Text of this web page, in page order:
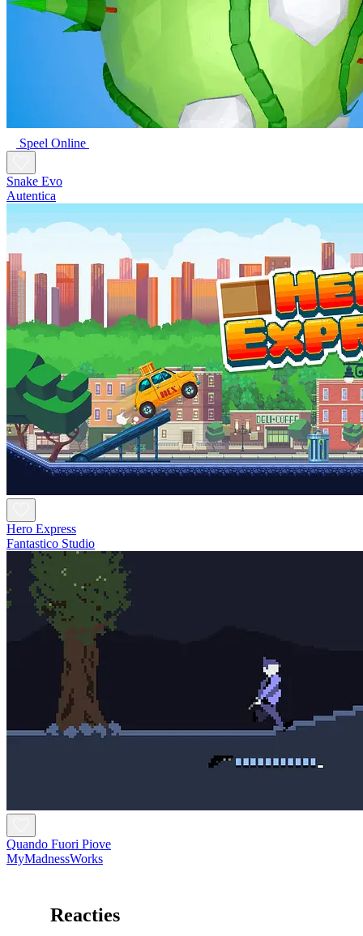
Speel Online
Snake Evo
Autentica
Hero Express
Fantastico Studio
Quando Fuori Piove
MyMadnessWorks
Reacties